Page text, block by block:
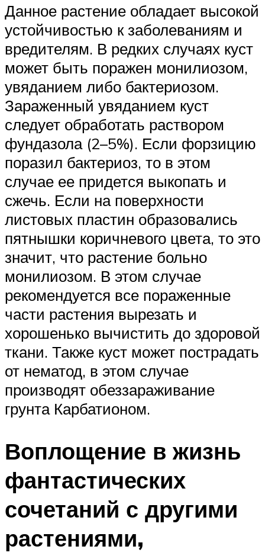
Данное растение обладает высокой
устойчивостью к заболеваниям и
вредителям. В редких случаях куст
может быть поражен монилиозом,
увяданием либо бактериозом.
Зараженный увяданием куст
следует обработать раствором
фундазола (2–5%). Если форзицию
поразил бактериоз, то в этом
случае ее придется выкопать и
сжечь. Если на поверхности
листовых пластин образовались
пятнышки коричневого цвета, то это
значит, что растение больно
монилиозом. В этом случае
рекомендуется все пораженные
части растения вырезать и
хорошенько вычистить до здоровой
ткани. Также куст может пострадать
от нематод, в этом случае
производят обеззараживание
грунта Карбатионом.
Воплощение в жизнь
фантастических
сочетаний с другими
растениями,